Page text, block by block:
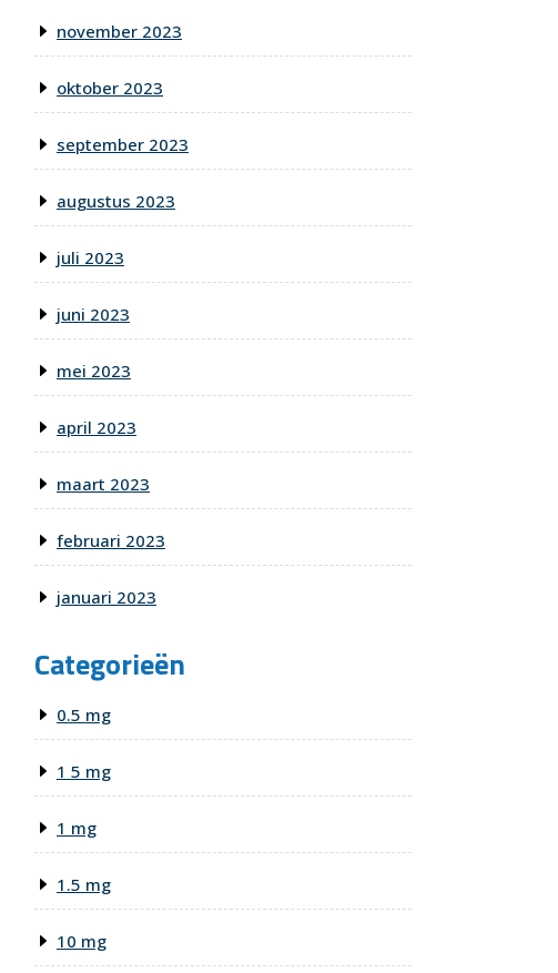
november 2023
oktober 2023
september 2023
augustus 2023
juli 2023
juni 2023
mei 2023
april 2023
maart 2023
februari 2023
januari 2023
Categorieën
0.5 mg
1 5 mg
1 mg
1.5 mg
10 mg